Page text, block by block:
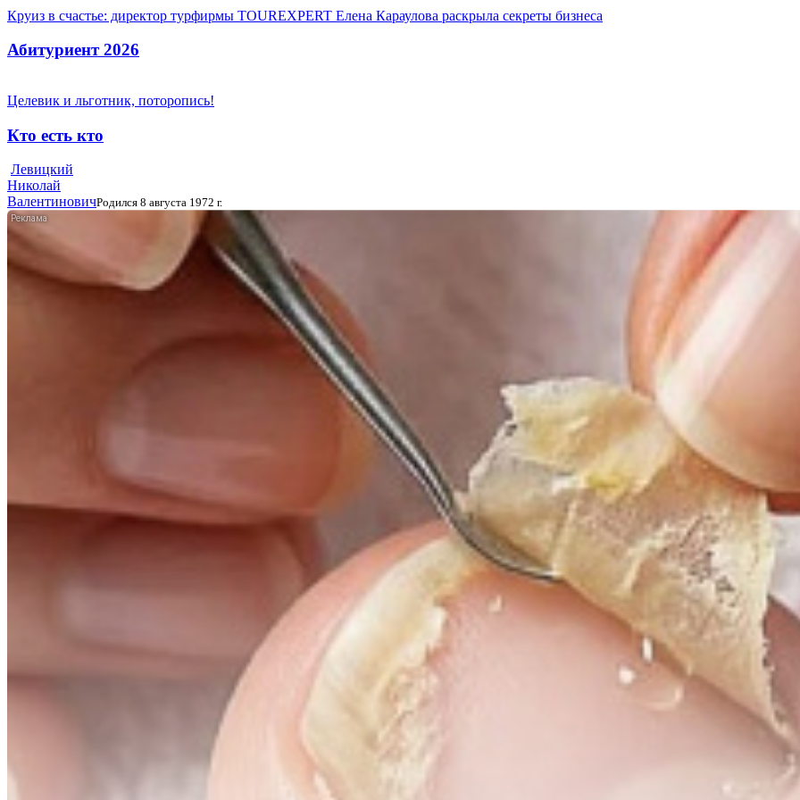
Круиз в счастье: директор турфирмы TOUREXPERT Елена Караулова раскрыла секреты бизнеса
Абитуриент 2026
Целевик и льготник, поторопись!
Кто есть кто
Левицкий
Николай
ВалентиновичРодился 8 августа 1972 г.